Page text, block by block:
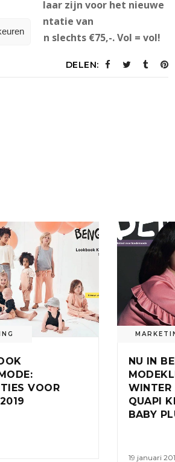
en klaar zijn voor het nieuwe
van
betalen slechts €75,-. Vol = vol!
DELEN:
VOOR
NU IN
WINTER
QUAPI
BABY
19 januari